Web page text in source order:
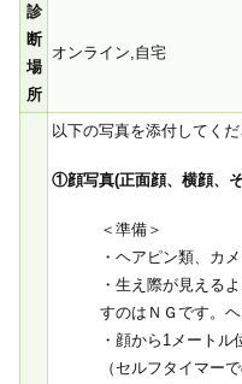
診
断
場
所
オンライン,自宅
以下の写真を添付してくだ
①顔写真(正面顔、横顔、そ
＜準備＞
・ヘアピン類、カ
・生え際が見える
すのはＮＧです。
・顔から1メートル
（セルフタイマー